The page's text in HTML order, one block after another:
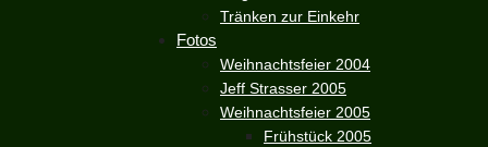
Tränken zur Einkehr
Fotos
Weihnachtsfeier 2004
Jeff Strasser 2005
Weihnachtsfeier 2005
Frühstück 2005